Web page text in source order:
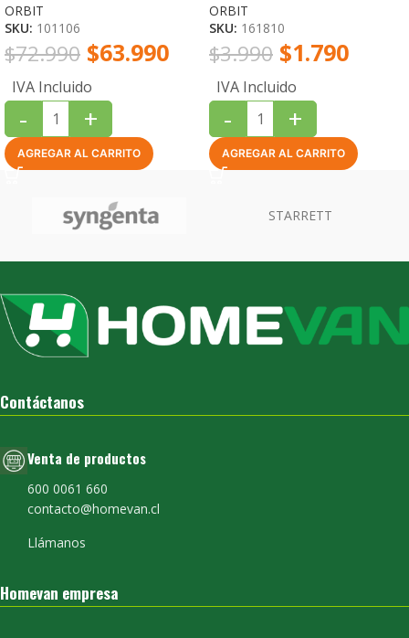
ORBIT
SKU: 101106
$72.990 $63.990
IVA Incluido
- +
AGREGAR AL CARRITO
ORBIT
SKU: 161810
$3.990 $1.790
IVA Incluido
- +
AGREGAR AL CARRITO
Contáctanos
Venta de productos
600 0061 660
contacto@homevan.cl
Llámanos
Homevan empresa